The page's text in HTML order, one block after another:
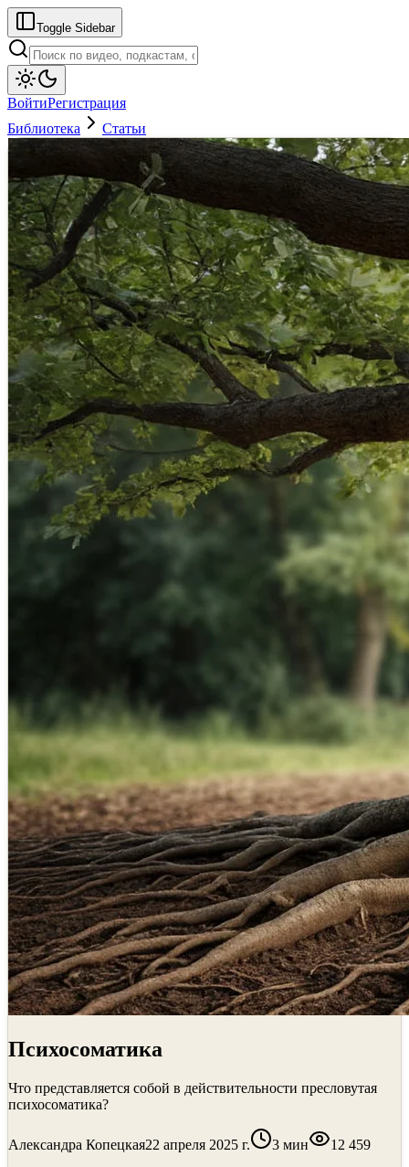
Toggle Sidebar
ВойтиРегистрация
Библиотека
Статьи
Психосоматика
Что представляется собой в действительности пресловутая
психосоматика?
Александра Копецкая22 апреля 2025 г. 3 мин
12 459